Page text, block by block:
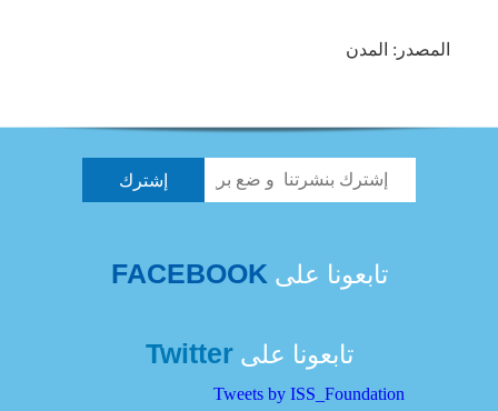
المصدر: المدن
تابعونا علىFACEBOOK
تابعونا علىTwitter
Tweets by ISS_Foundation